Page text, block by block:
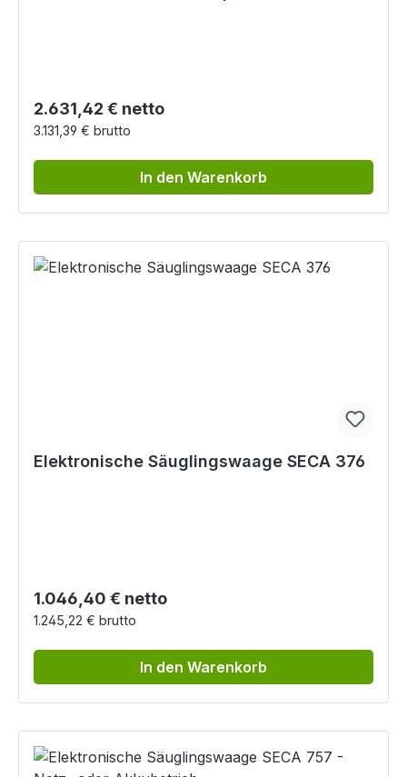
Regulärer Preis:
2.631,42 € netto
3.131,39 € brutto
In den Warenkorb
Elektronische Säuglingswaage SECA 376
Regulärer Preis:
1.046,40 € netto
1.245,22 € brutto
In den Warenkorb